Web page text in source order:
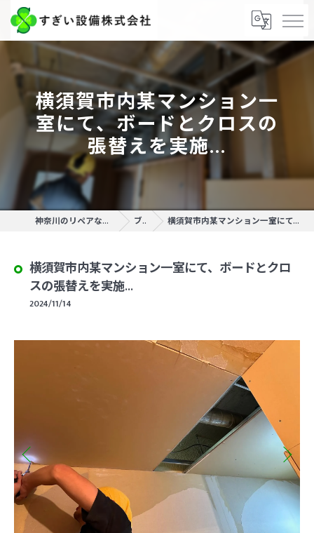
横須賀市内某マンション一
室にて、ボードとクロスの
張替えを実施...
神奈川のリペアならすぎい設備株式会社 ブログ 横須賀市内某マンション一室にて、ボードとクロスの張替えを実施...
横須賀市内某マンション一室にて、ボードとクロ
スの張替えを実施...
2024/11/14